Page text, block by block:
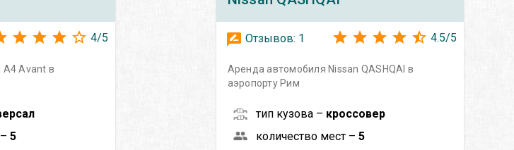
4/5
Avant в
5
Отзывов: 1 4.5/5
Аренда автомобиля Nissan QASHQAI в
аэропорту Рим
тип кузова – кроссовер
количество мест – 5